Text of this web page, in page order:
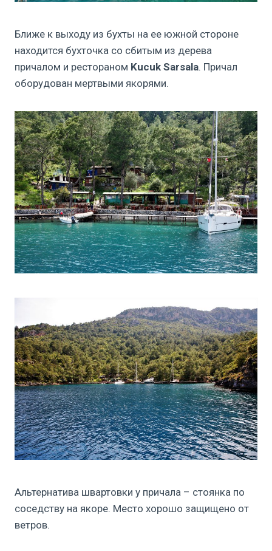
Ближе к выходу из бухты на ее южной стороне
находится бухточка cо сбитым из дерева
причалом и рестораном Kucuk Sarsala. Причал
оборудован мертвыми якорями.
Альтернатива швартовки у причала – стоянка по
соседству на якоре. Место хорошо защищено от
ветров.